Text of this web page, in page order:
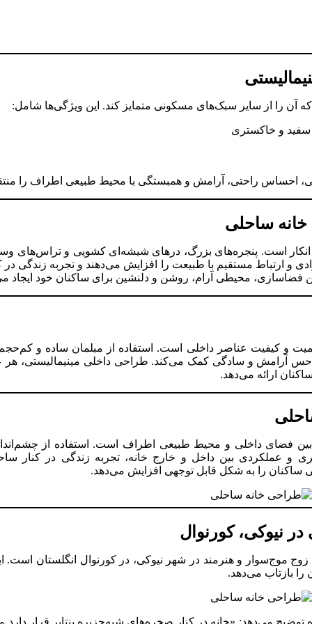
آن را از سایر سبک‌های مسکونی متمایز کند. این ویژگی‌ها شامل:
سفید و خاکستری
احساس راحتی، آرامش و همبستگی با محیط طبیعی اطراف را
خانه ساحلی
انکار است. پنجره‌های بزرگ، درهای شیشه‌ای کشویی و تراس‌های
و ارتباط مستقیم با طبیعت را افزایش می‌دهند و تجربه زندگی در
فضاسازی، محیطی آرام، روشن و دلنشین برای ساکنان خود ایجاد
و کیفیت عناصر داخلی است. استفاده از مبلمان ساده و
آرامش و سادگی کمک می‌کند. طراحی داخلی مینیمالیستی، هر
ارائه می‌دهد.
بین فضای داخلی و محیط طبیعی اطراف است. استفاده از
و عملکردی بین داخل و خارج خانه، تجربه زندگی در کنار
ساکنان را به شکل قابل توجهی افزایش می‌دهد.
نیوکی، کورنوال
موج‌سوار و هنرمند در شهر نیوکی، در کورنوال انگلستان است.
بازتاب می‌دهد.